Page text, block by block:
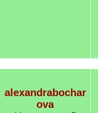
alexandrabochar
ova